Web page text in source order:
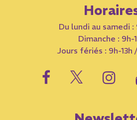
Du lundi au samedi :
Dimanche : 9h-
Jours fériés : 9h-13h /